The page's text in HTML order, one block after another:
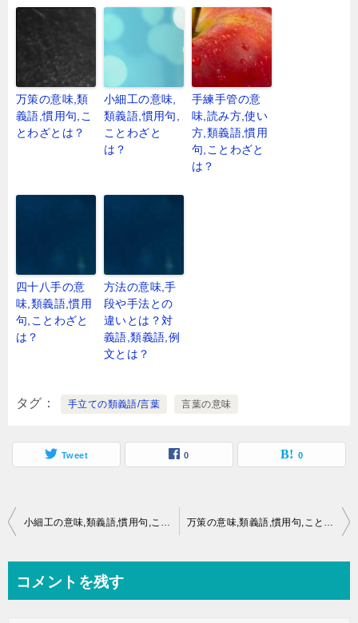
万策の意味,類
義語,慣用句,こ
とわざとは？
小細工の意味,
類義語,慣用句,
ことわざと
は？
手練手管の意
味,読み方,使い
方,類義語,慣用
句,ことわざと
は？
四十八手の意
味,類義語,慣用
句,ことわざと
は？
方法の意味,手
段や手法との
違いとは？対
義語,類義語,例
文とは？
タグ 手立ての類義語/言葉 言葉の意味
Tweet 0 0
投
ビ
小細工の意味,類義語,慣用句,ことわざとは？ 万策の意味,類義語,慣用句,ことわざとは？
コメントを残す